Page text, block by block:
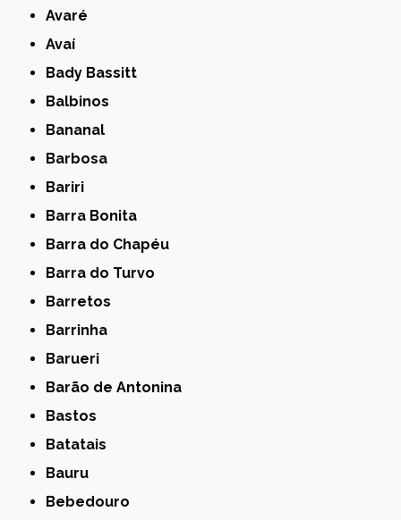
Avaré
Avaí
Bady Bassitt
Balbinos
Bananal
Barbosa
Bariri
Barra Bonita
Barra do Chapéu
Barra do Turvo
Barretos
Barrinha
Barueri
Barão de Antonina
Bastos
Batatais
Bauru
Bebedouro